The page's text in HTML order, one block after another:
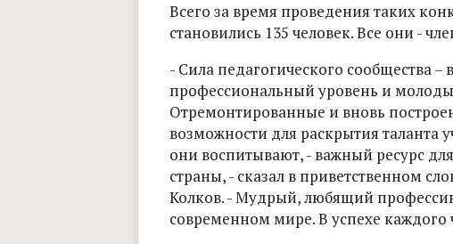
Всего за время проведения таких
становились 135 человек. Все они -
- Сила педагогического сообщества
профессиональный уровень и
Отремонтированные и вновь
возможности для раскрытия таланта
они воспитывают, - важный ресурс
страны, - сказал в приветственном
Колков. - Мудрый, любящий
современном мире. В успехе каждого